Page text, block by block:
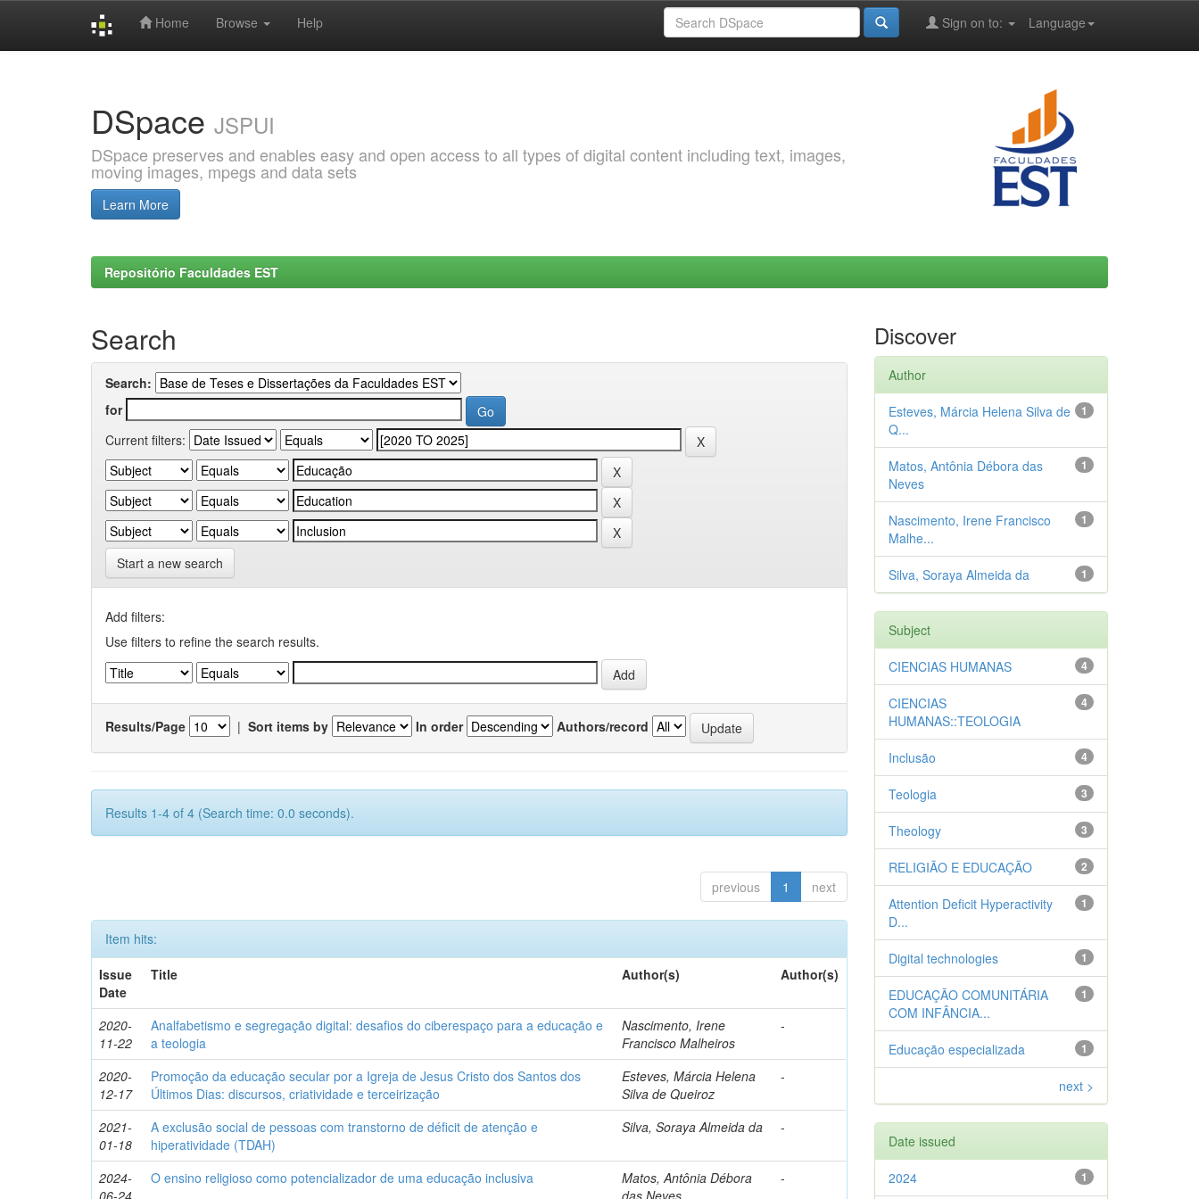
Home Browse Help Language
Sign on to:
DSpace JSPUI
DSpace preserves and enables easy and open access to all types of digital content including text, images,
moving images, mpegs and data sets
Learn More
Repositório Faculdades EST
Search
Search:
for
Current filters:
Start a new search
Add filters:
Use filters to refine the search results.
Results/Page | Sort items by In order Authors/record
Results 1-4 of 4 (Search time: 0.0 seconds).
previous 1 next
Item hits:
Issue
Date
Title Author(s) Author(s)
2020-
11-22
Analfabetismo e segregação digital: desafios do ciberespaço para a educação e
a teologia
Nascimento, Irene
Francisco Malheiros
-
2020-
12-17
Promoção da educação secular por a Igreja de Jesus Cristo dos Santos dos
Últimos Dias: discursos, criatividade e terceirização
Esteves, Márcia Helena
Silva de Queiroz
-
2021-
01-18
A exclusão social de pessoas com transtorno de déficit de atenção e
hiperatividade (TDAH)
Silva, Soraya Almeida da -
2024-
06-24
O ensino religioso como potencializador de uma educação inclusiva
Matos, Antônia Débora
das Neves
-
Discover
Author
1
Esteves, Márcia Helena Silva de
Q...
1
Matos, Antônia Débora das
Neves
1
Nascimento, Irene Francisco
Malhe...
1
Silva, Soraya Almeida da
Subject
4
CIENCIAS HUMANAS
4
CIENCIAS
HUMANAS::TEOLOGIA
4
Inclusão
3
Teologia
3
Theology
2
RELIGIÃO E EDUCAÇÃO
1
Attention Deficit Hyperactivity
D...
1
Digital technologies
1
EDUCAÇÃO COMUNITÁRIA
COM INFÂNCIA...
1
Educação especializada
next >
Date issued
1
2024